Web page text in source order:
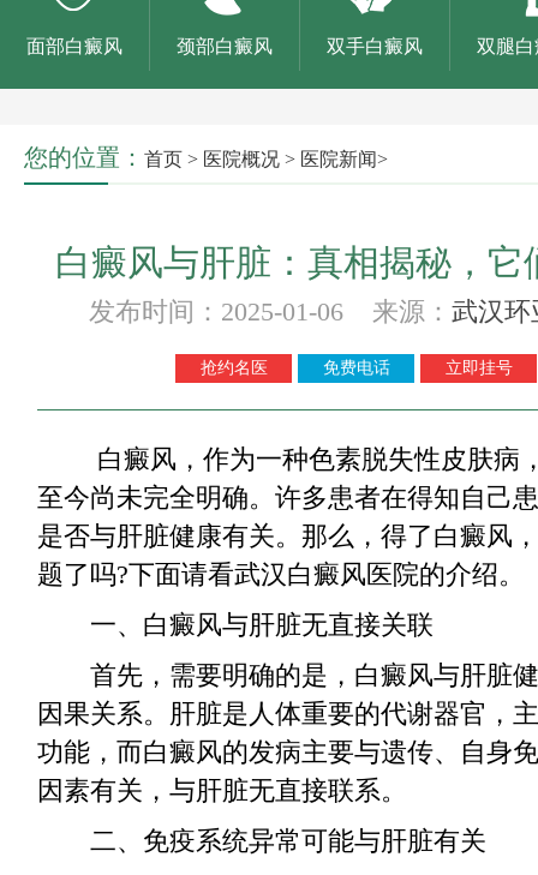
面部白癜风 颈部白癜风 双手白癜风 双腿
您的位置： 首页 > 医院概况 > 医院新闻>
白癜风与肝脏：真相揭秘，它
发布时间：2025-01-06 来源： 武汉环
抢约名医 免费电话 立即挂号
白癜风，作为一种色素脱失性皮肤病
至今尚未完全明确。许多患者在得知自己
是否与肝脏健康有关。那么，得了白癜风
题了吗?下面请看武汉白癜风医院的介绍。
一、白癜风与肝脏无直接关联
首先，需要明确的是，白癜风与肝脏健
因果关系。肝脏是人体重要的代谢器官，
功能，而白癜风的发病主要与遗传、自身
因素有关，与肝脏无直接联系。
二、免疫系统异常可能与肝脏有关